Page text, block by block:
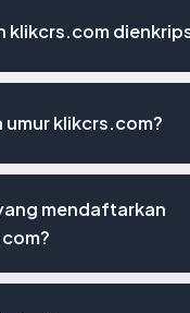
klikcrs.com
umur klikcrs.com?
mendaftarkan